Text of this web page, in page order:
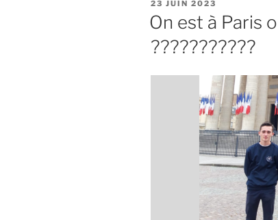
PUBLIÉ
LE
23 JUIN 2023
On est à Paris
???????????